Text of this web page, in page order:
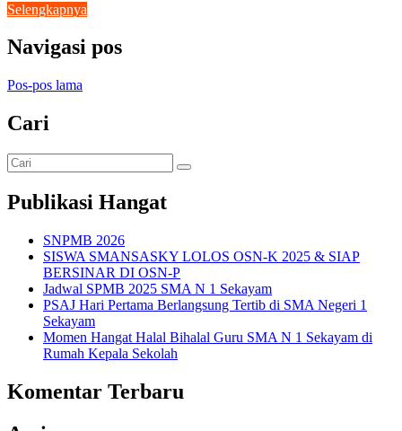
Selengkapnya
Navigasi pos
Pos-pos lama
Cari
Publikasi Hangat
SNPMB 2026
SISWA SMANSASKY LOLOS OSN-K 2025 & SIAP
BERSINAR DI OSN-P
Jadwal SPMB 2025 SMA N 1 Sekayam
PSAJ Hari Pertama Berlangsung Tertib di SMA Negeri 1
Sekayam
Momen Hangat Halal Bihalal Guru SMA N 1 Sekayam di
Rumah Kepala Sekolah
Komentar Terbaru